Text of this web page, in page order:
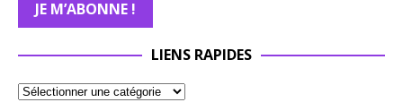
LIENS RAPIDES